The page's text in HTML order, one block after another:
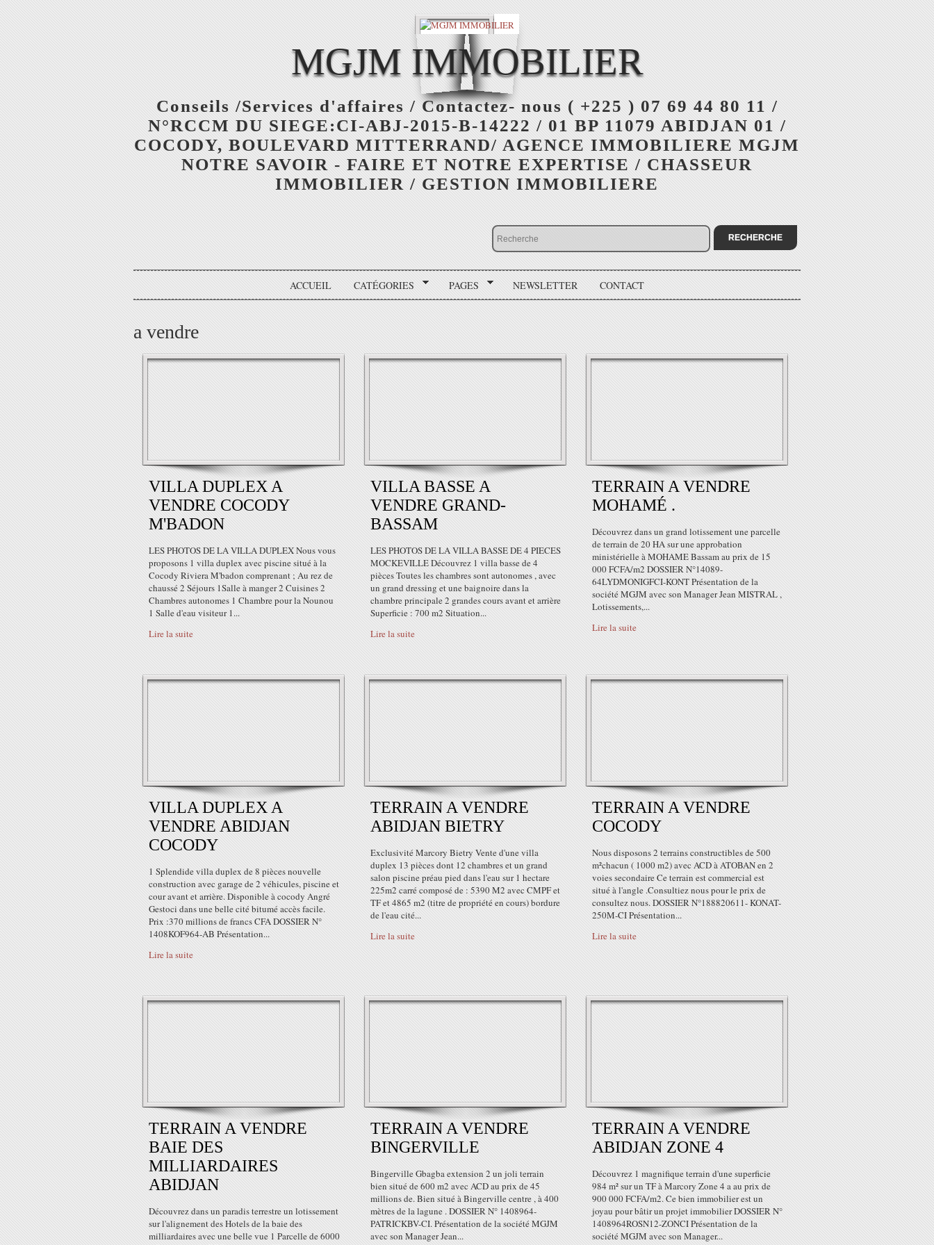
MGJM IMMOBILIER
Conseils /Services d'affaires / Contactez- nous ( +225 ) 07 69 44 80 11 /
N°RCCM DU SIEGE:CI-ABJ-2015-B-14222 / 01 BP 11079 ABIDJAN 01 /
COCODY, BOULEVARD MITTERRAND/ AGENCE IMMOBILIERE MGJM
NOTRE SAVOIR - FAIRE ET NOTRE EXPERTISE / CHASSEUR
IMMOBILIER / GESTION IMMOBILIERE
ACCUEIL CATÉGORIES PAGES NEWSLETTER CONTACT
a vendre
VILLA DUPLEX A
VENDRE COCODY
M'BADON
LES PHOTOS DE LA VILLA DUPLEX Nous vous
proposons 1 villa duplex avec piscine situé à la
Cocody Riviera M'badon comprenant ; Au rez de
chaussé 2 Séjours 1Salle à manger 2 Cuisines 2
Chambres autonomes 1 Chambre pour la Nounou
1 Salle d'eau visiteur 1...
Lire la suite
VILLA BASSE A
VENDRE GRAND-
BASSAM
LES PHOTOS DE LA VILLA BASSE DE 4 PIECES
MOCKEVILLE Découvrez 1 villa basse de 4
pièces Toutes les chambres sont autonomes , avec
un grand dressing et une baignoire dans la
chambre principale 2 grandes cours avant et arrière
Superficie : 700 m2 Situation...
Lire la suite
TERRAIN A VENDRE
MOHAMÉ .
Découvrez dans un grand lotissement une parcelle
de terrain de 20 HA sur une approbation
ministérielle à MOHAME Bassam au prix de 15
000 FCFA/m2 DOSSIER N°14089-
64LYDMONIGFCI-KONT Présentation de la
société MGJM ​​avec son Manager Jean MISTRAL ,
Lotissements,...
Lire la suite
VILLA DUPLEX A
VENDRE ABIDJAN
COCODY
1 Splendide villa duplex de 8 pièces nouvelle
construction avec garage de 2 véhicules, piscine et
cour avant et arrière. Disponible à cocody Angré
Gestoci dans une belle cité bitumé accès facile.
Prix :370 millions de francs CFA DOSSIER N°
1408KOF964-AB Présentation...
Lire la suite
TERRAIN A VENDRE
ABIDJAN BIETRY
Exclusivité Marcory Bietry Vente d'une villa
duplex 13 pièces dont 12 chambres et un grand
salon piscine préau pied dans l'eau sur 1 hectare
225m2 carré composé de : 5390 M2 avec CMPF et
TF et 4865 m2 (titre de propriété en cours) bordure
de l'eau cité...
Lire la suite
TERRAIN A VENDRE
COCODY
Nous disposons 2 terrains constructibles de 500
m²chacun ( 1000 m2) avec ACD à ATOBAN en 2
voies secondaire Ce terrain est commercial est
situé à l'angle .Consultiez nous pour le prix de
consultez nous. DOSSIER N°188820611- KONAT-
250M-CI Présentation...
Lire la suite
TERRAIN A VENDRE
BAIE DES
MILLIARDAIRES
ABIDJAN
Découvrez dans un paradis terrestre un lotissement
sur l'alignement des Hotels de la baie des
milliardaires avec une belle vue 1 Parcelle de 6000
TERRAIN A VENDRE
BINGERVILLE
Bingerville Gbagba extension 2 un joli terrain
bien situé de 600 m2 avec ACD au prix de 45
millions de. Bien situé à Bingerville centre , à 400
mètres de la lagune . DOSSIER N° 1408964-
PATRICKBV-CI. Présentation de la société MGJM ​​
avec son Manager Jean...
TERRAIN A VENDRE
ABIDJAN ZONE 4
Découvrez 1 magnifique terrain d'une superficie
984 m² sur un TF à Marcory Zone 4 a au prix de
900 000 FCFA/m2. Ce bien immobilier est un
joyau pour bâtir un projet immobilier DOSSIER N°
1408964ROSN12-ZONCI Présentation de la
société MGJM ​​avec son Manager...